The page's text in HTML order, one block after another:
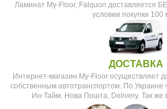
Ламинат My-Floor, Falquon доставляется
условии покупки 100
ДОСТАВКА
Интернет-магазин My-Floor осуществляет
собственным автотранспортом. По Украине
Ин-Тайм, Нова Пошта, Delivery. Так же